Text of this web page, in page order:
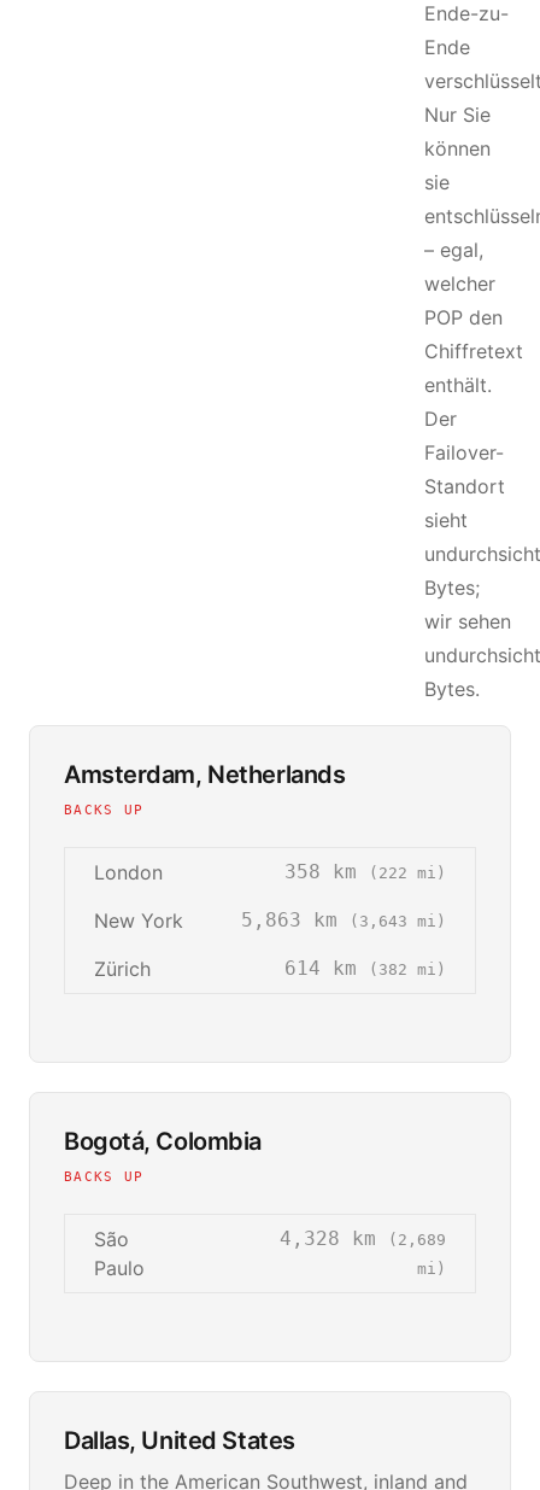
Ende-zu-
Ende
Nur Sie
können
sie
– egal,
welcher
POP den
Chiffretext
enthält.
Der
Failover-
Standort
sieht
Bytes;
wir sehen
Bytes.
Amsterdam, Netherlands
BACKS UP
London 358 km (222 mi)
New York 5,863 km (3,643 mi)
Zürich 614 km (382 mi)
Bogotá, Colombia
BACKS UP
São
Paulo
4,328 km
(2,689
mi)
Dallas, United States
Deep in the American Southwest, inland and